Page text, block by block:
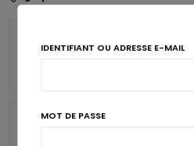
Pas d’effet insulinotrope
IDENTIFIANT OU ADRESSE E-MAIL
MOT DE PASSE